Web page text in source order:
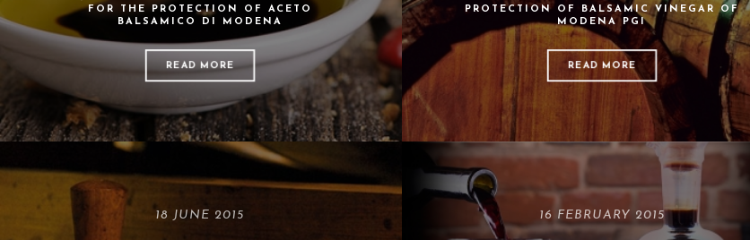
FOR THE PROTECTION OF ACETO
BALSAMICO DI MODENA
READ MORE
PROTECTION OF BALSAMIC VINEGAR OF
MODENA PGI
READ MORE
18 JUNE 2015 16 FEBRUARY 2015